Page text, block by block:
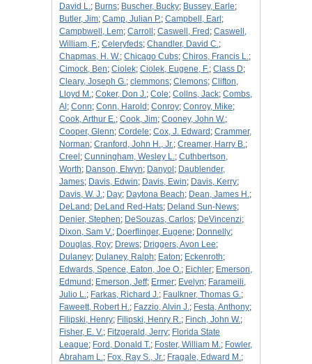
David L.; Burns; Buscher, Bucky; Bussey, Earle;
Butler, Jim; Camp, Julian P.; Campbell, Earl ;
Campbwell, Lem; Carroll ; Caswell, Fred ; Caswell,
William, F.; Celeryfeds; Chandler, David C.;
Chapmas, H. W.; Chicago Cubs; Chiros, Francis L.;
Cimock, Ben; Ciolek; Ciolek, Eugene, F.; Class D;
Cleary, Joseph G.; clemmons; Clemons; Clifton,
Lloyd M.; Coker, Don J.; Cole; Collns, Jack; Combs,
Al ; Conn; Conn, Harold ; Conroy; Conroy, Mike;
Cook, Arthur E.; Cook, Jim; Cooney, John W.;
Cooper, Glenn; Cordele; Cox, J. Edward ; Crammer,
Norman; Cranford, John H., Jr.; Creamer, Harry B.;
Creel ; Cunningham, Wesley L.; Cuthbertson,
Worth; Danson, Elwyn; Danyol ; Daublender,
James; Davis, Edwin; Davis, Ewin; Davis, Kerry;
Davis, W. J.; Day; Daytona Beach; Dean, James H.;
DeLand ; DeLand Red-Hats; Deland Sun-News;
Denier, Stephen; DeSouzas, Carlos; DeVincenzi;
Dixon, Sam V.; Doerflinger, Eugene; Donnelly;
Douglas, Roy; Drews; Driggers, Avon Lee;
Dulaney; Dulaney, Ralph; Eaton; Eckenroth;
Edwards, Spence, Eaton, Joe O.; Eichler; Emerson,
Edmund ; Emerson, Jeff; Ermer; Evelyn; Farameili,
Julio L.; Farkas, Richard J.; Faulkner, Thomas G.;
Faweett, Robert H.; Fazzio, Alvin J.; Festa, Anthony;
Filipski, Henry; Filipski, Henry R.; Finch, John W.;
Fisher, E. V.; Fitzgerald, Jerry; Florida State
League; Ford, Donald T.; Foster, William M.; Fowler,
Abraham L.; Fox, Ray S., Jr.; Fragale, Edward M.;